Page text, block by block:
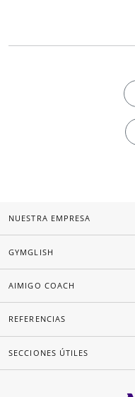
NUESTRA EMPRESA
GYMGLISH
AIMIGO COACH
REFERENCIAS
SECCIONES ÚTILES